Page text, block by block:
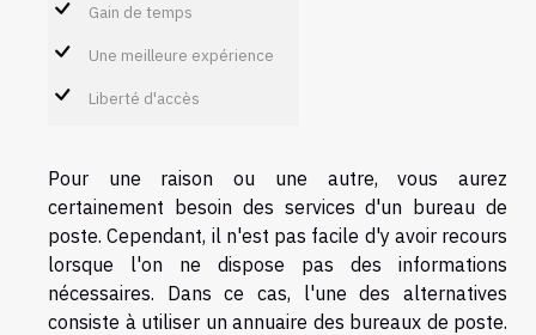
Gain de temps
Une meilleure expérience
Liberté d'accès
Pour une raison ou une autre, vous aurez
certainement besoin des services d'un bureau de
poste. Cependant, il n'est pas facile d'y avoir recours
lorsque l'on ne dispose pas des informations
nécessaires. Dans ce cas, l'une des alternatives
consiste à utiliser un annuaire des bureaux de poste.